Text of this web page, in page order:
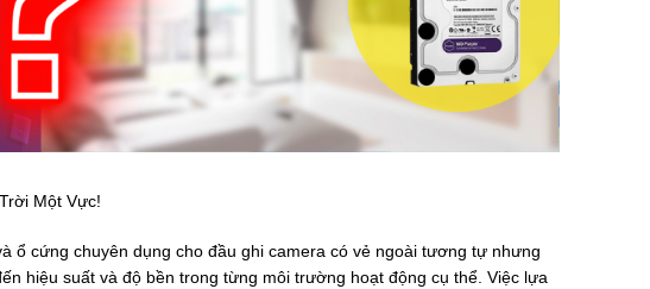
Một Vực!
ổ cứng chuyên dụng cho đầu ghi camera có vẻ ngoài tương tự nhưng
hiệu suất và độ bền trong từng môi trường hoạt động cụ thể. Việc lựa